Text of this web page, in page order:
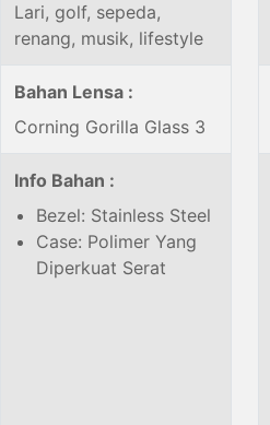
Lari, golf, sepeda,
renang, musik, lifestyle
Bahan Lensa :
Corning Gorilla Glass 3
Info Bahan :
Bezel: Stainless Steel
Case: Polimer Yang
Diperkuat Serat